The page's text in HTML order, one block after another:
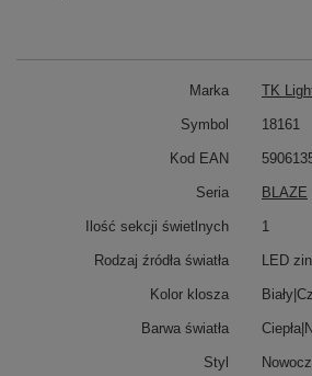
Marka TK
Symbol 18161
Kod EAN
Seria BLAZE
Ilość sekcji świetlnych 1
Rodzaj źródła światła LED
Kolor klosza
Barwa światła
Styl